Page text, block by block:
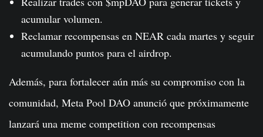
acumular volumen.
Reclamar recompensas en NEAR cada martes y seguir
acumulando puntos para el airdrop.
Además, para fortalecer aún más su compromiso con la
comunidad, Meta Pool DAO anunció que próximamente
lanzará una meme competition con recompensas